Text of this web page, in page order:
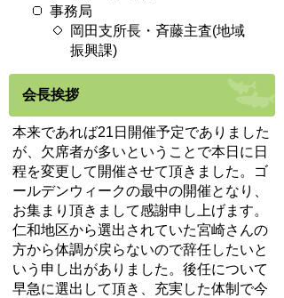
事務局
岡田支所長・斉藤主査(地域
振興課)
会長挨拶
本来であれば21日開催予定でありました
が、欠席者が多いということで本日に日
程を変更して開催させて頂きました。ゴ
ールデンウィークの最中の開催となり、
お集まり頂きまして感謝申し上げます。
仁和地区から選出されていた宮崎さんの
方から体調が戻らないので辞任したいと
いう申し出がありました。後任について
早急に選出して頂き、充実した体制で今